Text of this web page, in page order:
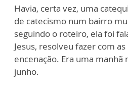
Havia, certa vez, uma
de catecismo num bairro
seguindo o roteiro, ela foi
Jesus, resolveu fazer com
encenação. Era uma
junho.